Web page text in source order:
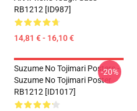
RB1212 [ID987]
14,81 € - 16,10 €
Suzume No Tojimari Posters -
Suzume No Tojimari Poster
RB1212 [ID1017]
-20%